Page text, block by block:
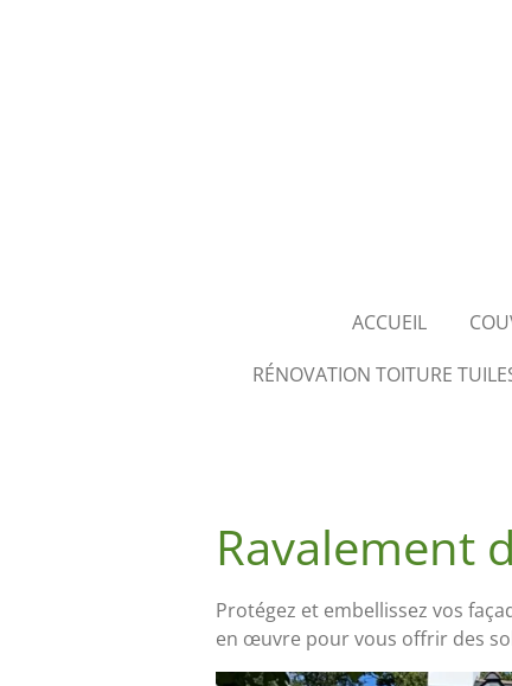
ACCUEIL
RÉNOVATION TOITURE
Ravalement
Protégez et embellissez vos
en œuvre pour vous offrir des